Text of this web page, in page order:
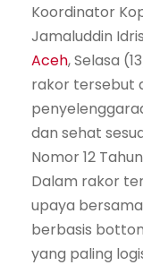
Koordinator
Jamaluddin
Aceh, Selasa
rakor tersebut
dan sehat
Nomor 12
Dalam rakor
upaya
berbasis
yang paling